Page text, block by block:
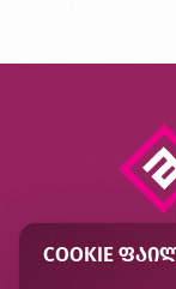
COOKIE